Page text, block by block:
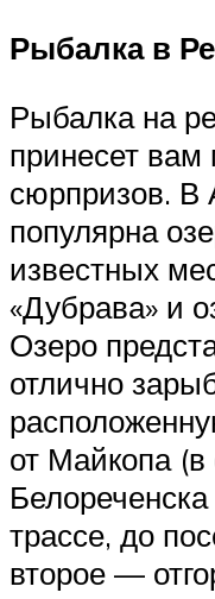
Рыбалка в
Рыбалка на
принесет
сюрпризов. В
популярна
известных
«Дубрава» и
Озеро
отлично
от Майкопа (в
трассе, до
второе —